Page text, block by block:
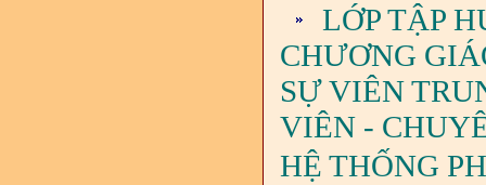
LỚP TẬP
CHƯƠNG
SỰ VIÊN
VIÊN -
HỆ THỐNG